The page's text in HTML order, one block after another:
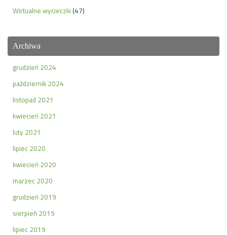
Wirtualne wycieczki (47)
Archiwa
grudzień 2024
październik 2024
listopad 2021
kwiecień 2021
luty 2021
lipiec 2020
kwiecień 2020
marzec 2020
grudzień 2019
sierpień 2019
lipiec 2019